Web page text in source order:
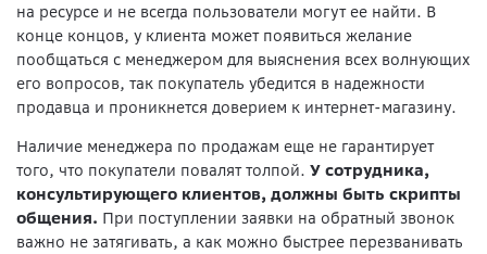
на ресурсе и не всегда пользователи могут ее найти. В
конце концов, у клиента может появиться желание
пообщаться с менеджером для выяснения всех волнующих
его вопросов, так покупатель убедится в надежности
продавца и проникнется доверием к интернет-магазину.
Наличие менеджера по продажам еще не гарантирует
того, что покупатели повалят толпой. У сотрудника,
консультирующего клиентов, должны быть скрипты
общения. При поступлении заявки на обратный звонок
важно не затягивать, а как можно быстрее перезванивать